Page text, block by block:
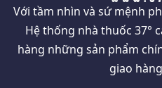
Với tầm nhìn và sứ mệnh
Hệ thống nhà thuốc 37°
hàng những sản phẩm
giao